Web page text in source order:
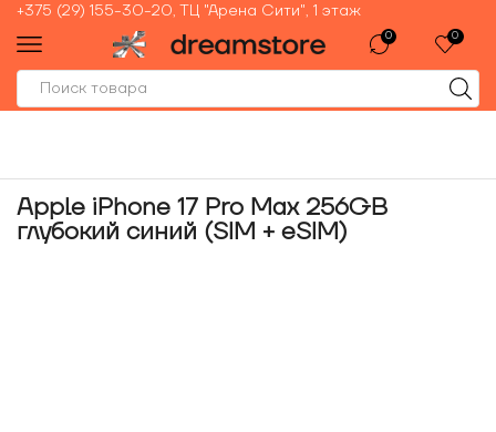
+375 (29) 155-30-20, ТЦ "Арена Сити", 1 этаж
0 0
Apple iPhone 17 Pro Max 256GB
глубокий синий (SIM + eSIM)